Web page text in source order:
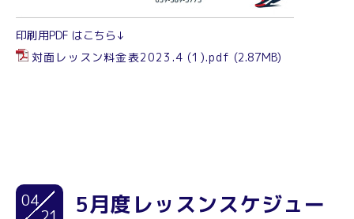
印刷用PDF はこちら↓
対面レッスン料金表2023.4 (1).pdf (2.87MB)
04
5月度レッスンスケジュー